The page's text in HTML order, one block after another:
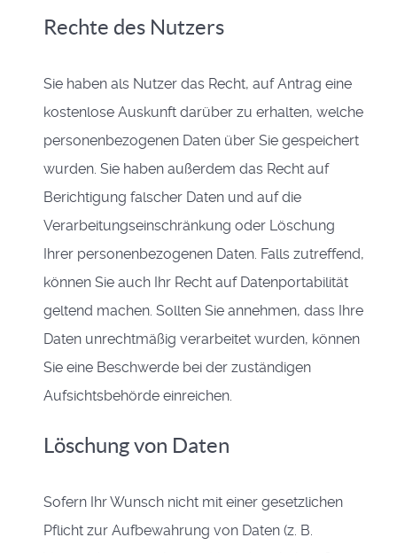
Rechte des Nutzers
Sie haben als Nutzer das Recht, auf Antrag eine
kostenlose Auskunft darüber zu erhalten, welche
personenbezogenen Daten über Sie gespeichert
wurden. Sie haben außerdem das Recht auf
Berichtigung falscher Daten und auf die
Verarbeitungseinschränkung oder Löschung
Ihrer personenbezogenen Daten. Falls zutreffend,
können Sie auch Ihr Recht auf Datenportabilität
geltend machen. Sollten Sie annehmen, dass Ihre
Daten unrechtmäßig verarbeitet wurden, können
Sie eine Beschwerde bei der zuständigen
Aufsichtsbehörde einreichen.
Löschung von Daten
Sofern Ihr Wunsch nicht mit einer gesetzlichen
Pflicht zur Aufbewahrung von Daten (z. B.